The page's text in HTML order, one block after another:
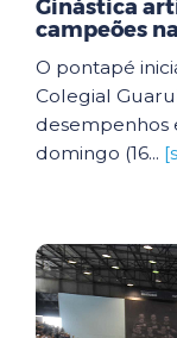
Ginástica
campeões
O pontapé
Colegial
desempenhos
domingo (16...